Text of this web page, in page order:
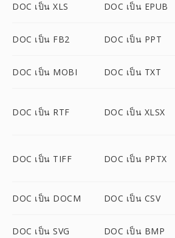
DOC เป็น XLS DOC เป็น EPUB
DOC เป็น FB2 DOC เป็น PPT
DOC เป็น MOBI DOC เป็น TXT
DOC เป็น RTF DOC เป็น XLSX
DOC เป็น TIFF DOC เป็น PPTX
DOC เป็น DOCM DOC เป็น CSV
DOC เป็น SVG DOC เป็น BMP